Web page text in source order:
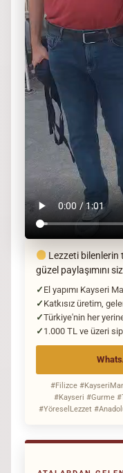
Lezzeti bilenlerin
güzel paylaşımını
El yapımı Kayseri
Katkısız üretim,
Türkiye'nin her
1.000 TL ve üzeri
#Filizce
#Kayseri #Gurme
#YöreselLezzet